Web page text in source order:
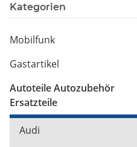
Kategorien
Mobilfunk
Gastartikel
Autoteile Autozubehör
Ersatzteile
Audi